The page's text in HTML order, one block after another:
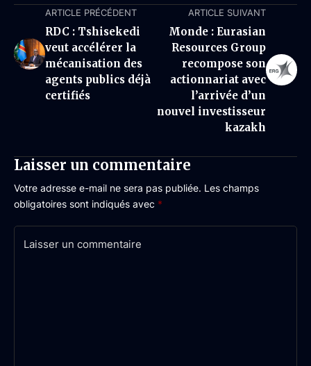
ARTICLE PRÉCÉDENT
RDC : Tshisekedi
veut accélérer la
mécanisation des
agents publics déjà
certifiés
ARTICLE SUIVANT
Monde : Eurasian
Resources Group
recompose son
actionnariat avec
l’arrivée d’un
nouvel investisseur
kazakh
Laisser un commentaire
Votre adresse e-mail ne sera pas publiée. Les champs
obligatoires sont indiqués avec *